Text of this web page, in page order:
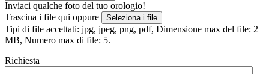
Inviaci qualche foto del tuo orologio!
Trascina i file qui oppure
Seleziona i file
Tipi di file accettati: jpg, jpeg, png, pdf, Dimensione max del file: 2
MB, Numero max di file: 5.
Richiesta